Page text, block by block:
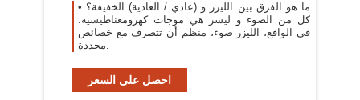
ما هو الفرق بين الليزر و (عادي / العادية) الخفيفة؟ •
كل من الضوء و ليسر هي موجات كهرومغناطيسية.
في الواقع، الليزر ضوء، منظم أن تتصرف مع خصائص
محددة.
احصل على السعر